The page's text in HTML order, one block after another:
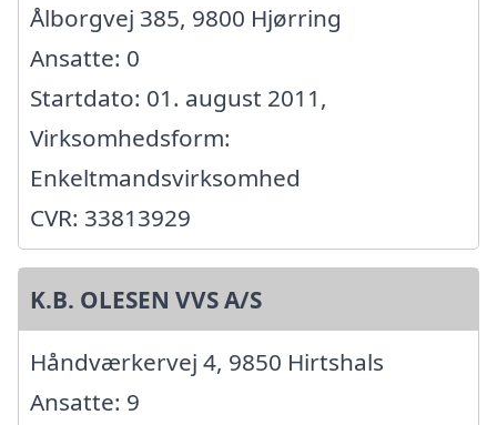
Ålborgvej 385, 9800 Hjørring
Ansatte: 0
Startdato: 01. august 2011,
Virksomhedsform:
Enkeltmandsvirksomhed
CVR: 33813929
K.B. OLESEN VVS A/S
Håndværkervej 4, 9850 Hirtshals
Ansatte: 9